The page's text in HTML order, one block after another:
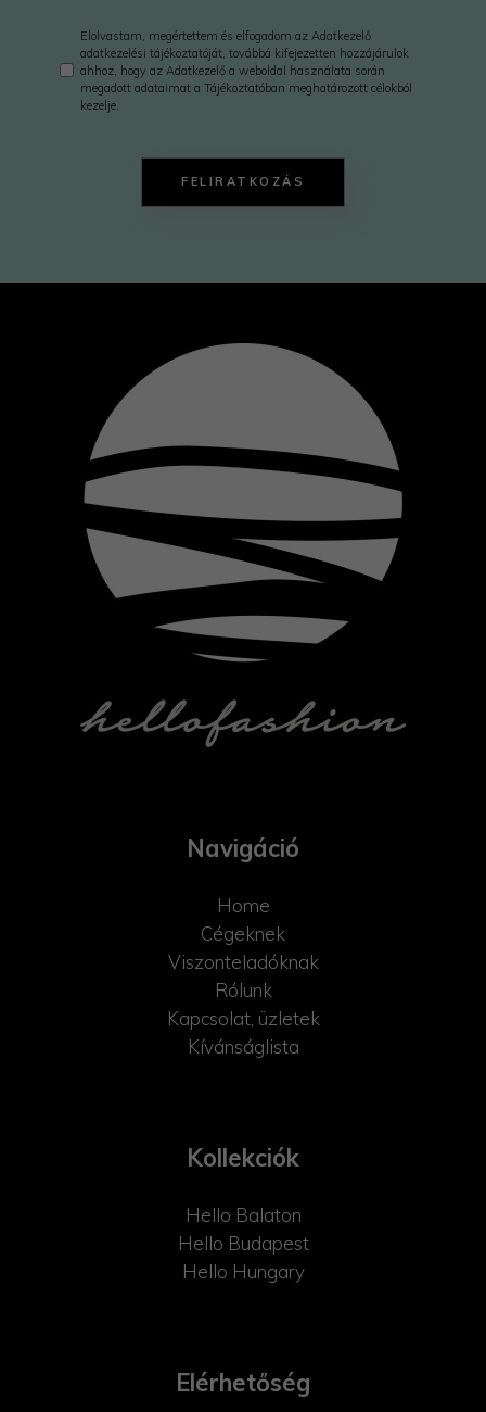
Elolvastam, megértettem és elfogadom az Adatkezelő
adatkezelési tájékoztatóját, továbbá kifejezetten hozzájárulok
ahhoz, hogy az Adatkezelő a weboldal használata során
megadott adataimat a Tájékoztatóban meghatározott célokból
kezelje.
FELIRATKOZÁS
Navigáció
Home
Cégeknek
Viszonteladóknak
Rólunk
Kapcsolat, üzletek
Kívánságlista
Kollekciók
Hello Balaton
Hello Budapest
Hello Hungary
Elérhetőség